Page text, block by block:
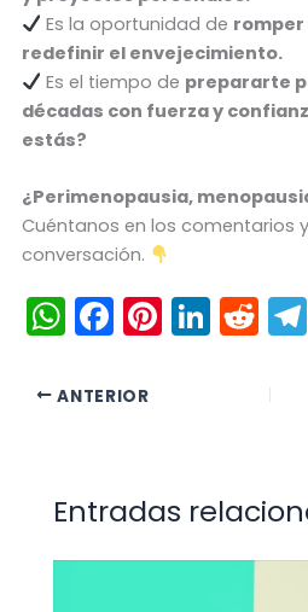
Es la oportunidad de
redefinir el envejecimiento.
Es el tiempo de prepararte
décadas con fuerza y
estás?
¿Perimenopausia,
Cuéntanos en los comentarios
conversación.
W
a
p
p
F
c
o
o
Pi Li
n
R
d
ANTERIOR
Entradas